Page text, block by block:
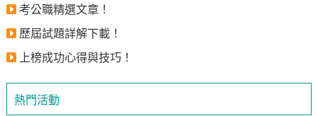
考公職精選文章！
歷屆試題詳解下載！
上榜成功心得與技巧！
熱門活動